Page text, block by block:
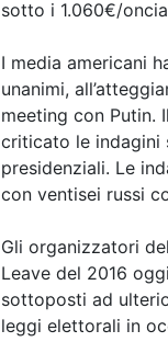
sotto i 1.060€/
I media americani
unanimi,
meeting con Putin.
criticato le indagini
presidenziali. Le
con ventisei russi
Gli organizzatori
Leave del 2016
sottoposti ad
leggi elettorali in